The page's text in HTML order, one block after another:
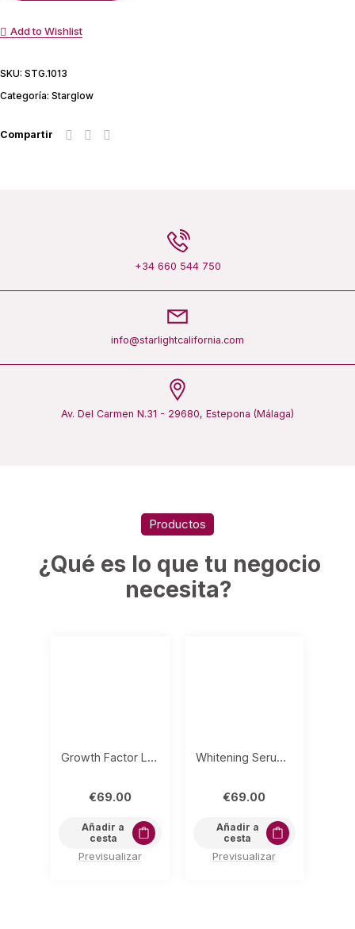
Add to Wishlist
SKU: STG.1013
Categoría: Starglow
Compartir
+34 660 544 750
info@starlightcalifornia.com
Av. Del Carmen N.31 - 29680, Estepona (Málaga)
Productos
¿Qué es lo que tu negocio
necesita?
Añadir a
cesta
Previsualizar
Growth Factor Luminous (5 uds.) 5ml
€69.00
Añadir a
cesta
Previsualizar
Whitening Serum starglow (5 uds.) 5ml
€69.00